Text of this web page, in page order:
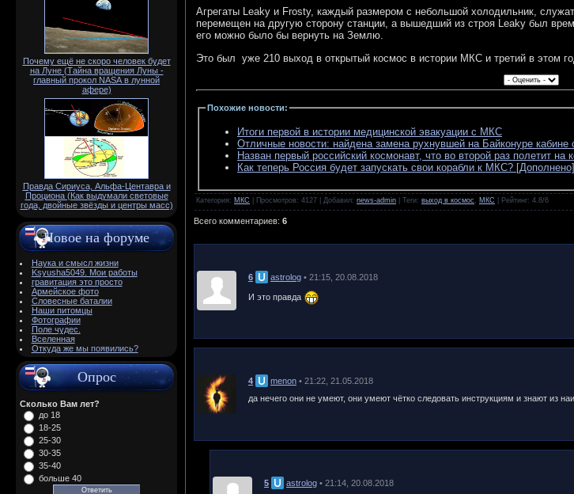
Почему ещё не скоро человек будет
на Луне (Тайна вращения Луны -
главный прокол NАSА в лунной
афере)
Правда Сириуса, Альфа-Центавра и
Проциона (Как выдумали световые
года, двойные звёзды и центры масс)
Новое на форуме
Наука и смысл жизни
Ksyusha5049. Мои работы
гравитация это просто
Армейское фото
Словесные баталии
Наши питомцы
Фотографии
Поле чудес.
Вселенная
Откуда же мы появились?
Опрос
Сколько Вам лет?
до 18
18-25
25-30
30-35
35-40
больше 40
Агрегаты Leaky и Frosty, каждый размером с небольшой холодильник,
перемещен на другую сторону станции, а вышедший из строя Leaky был
его можно было бы вернуть на Землю.
Это был уже 210 выход в открытый космос в истории МКС и третий в этом
Похожие новости:
Итоги первой в истории медицинской эвакуации с МКС
Отличные новости: найдена замена рухнувшей на Байконуре
Назван первый российский космонавт, что во второй раз полетит
Как теперь Россия будет запускать свои корабли к МКС? [Дополнено]
Категория: МКС Просмотров: 4127 | Добавил: news-admin Теги: выход в космос , МКС Рейтинг: 4.8/6
Всего комментариев: 6
6 astrolog • 21:15, 20.08.2018
И это правда
4 menon • 21:22, 21.05.2018
да нечего они не умеют, они умеют чётко следовать инструкциям и знают из
5 astrolog • 21:14, 20.08.2018